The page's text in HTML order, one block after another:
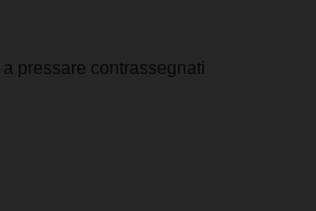
pressare contrassegnati